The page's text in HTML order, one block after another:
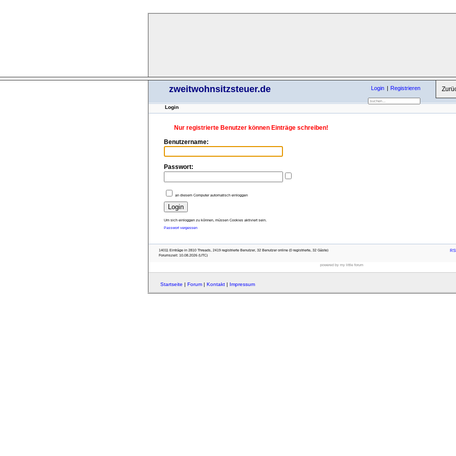
zweitwohnsitzsteuer.de Login Registrieren
Login
Nur registrierte Benutzer können Einträge schreiben!
Benutzername:
Passwort:
an diesem Computer automatisch einloggen
Um sich einloggen zu können, müssen Cookies aktiviert sein.
Passwort vergessen
14011 Einträge in 2810 Threads, 2419 registrierte Benutzer, 32 Benutzer online (0 registrierte, 32 Gäste)
Forumszeit: 10.08.2026 (UTC)
powered by my little forum
Startseite | Forum| Kontakt| Impressum